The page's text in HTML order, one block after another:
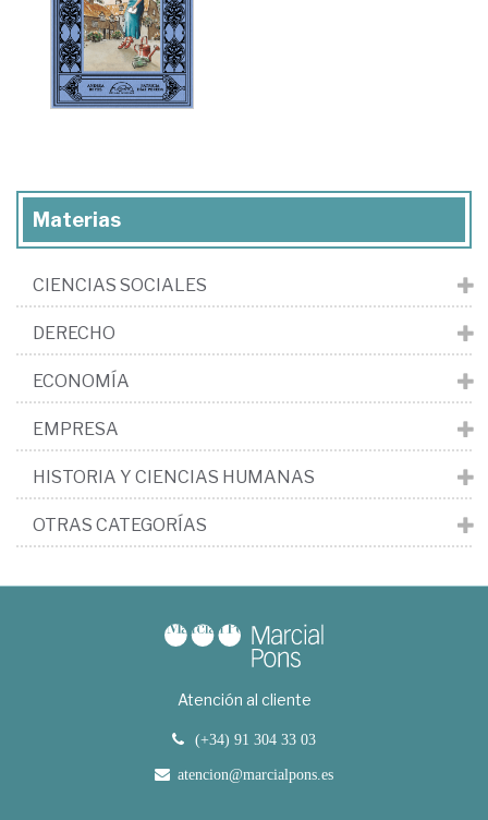
Materias
CIENCIAS SOCIALES
DERECHO
ECONOMÍA
EMPRESA
HISTORIA Y CIENCIAS HUMANAS
OTRAS CATEGORÍAS
Atención al cliente
(+34) 91 304 33 03
atencion@marcialpons.es